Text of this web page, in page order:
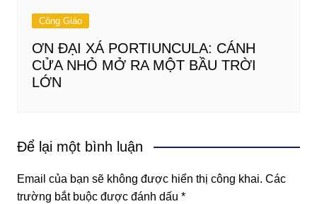
Công Giáo
ƠN ĐẠI XÁ PORTIUNCULA: CÁNH
CỬA NHỎ MỞ RA MỘT BẦU TRỜI
LỚN
Để lại một bình luận
Email của bạn sẽ không được hiển thị công khai. Các
trường bắt buộc được đánh dấu *